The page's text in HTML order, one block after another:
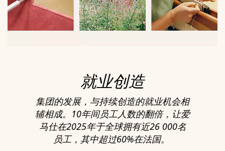
就业创造
集团的发展，与持续创造的就业机会相
辅相成。10年间员工人数的翻倍，让爱
马仕在2025年于全球拥有近26 000名
员工，其中超过60%在法国。